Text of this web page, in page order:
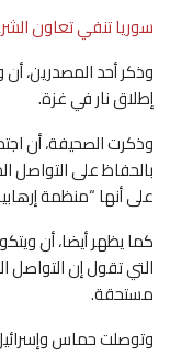
سوريا تنفي تعاون
وذكر أحد المصدرين،
إطلاق نار في غزة.
وذكرت الصحيفة، أن
بالحفاظ على
على أنها “منظمة
كما يظهر أيضا، أن
التي تقول إن
مستحقة.